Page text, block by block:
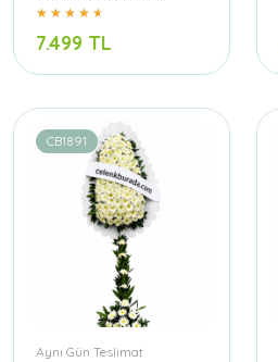
7.499 TL
CB1891
Aynı Gün Teslimat